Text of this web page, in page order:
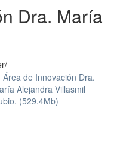
Dra. María
Área de Innovación Dra.
Alejandra Villasmil
(529.4Mb)